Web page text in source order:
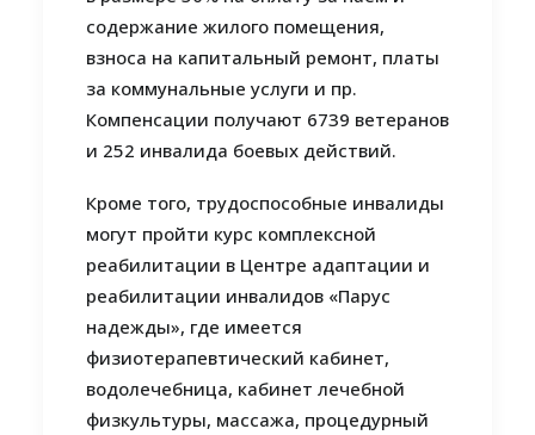
содержание жилого помещения,
взноса на капитальный ремонт, платы
за коммунальные услуги и пр.
Компенсации получают 6739 ветеранов
и 252 инвалида боевых действий.
Кроме того, трудоспособные инвалиды
могут пройти курс комплексной
реабилитации в Центре адаптации и
реабилитации инвалидов «Парус
надежды», где имеется
физиотерапевтический кабинет,
водолечебница, кабинет лечебной
физкультуры, массажа, процедурный